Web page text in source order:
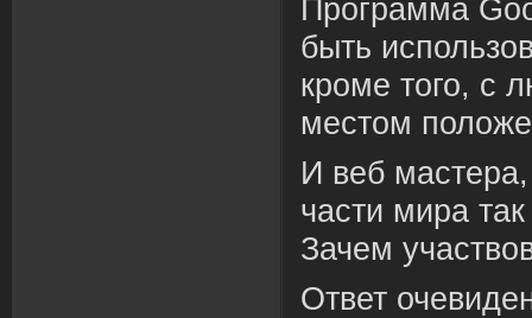
Программа
быть
кроме того, с
местом
И веб
части мира
Зачем
Ответ